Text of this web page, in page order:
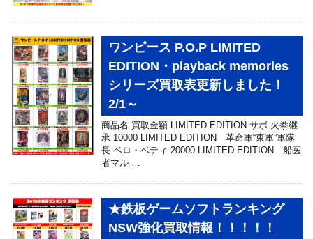
ワンピース P.O.P LIMITED
EDITION・playback memories
シリーズ買取表更新しました！
2/1～
商品名 買取金額 LIMITED EDITION サボ 火拳継
承 10000 LIMITED EDITION 革命軍“東軍”軍隊
長 ベロ・ベティ 20000 LIMITED EDITION 船医
者マル …
★鉄板ゲームソフトランキング
NSW強化買取情報！！！！！